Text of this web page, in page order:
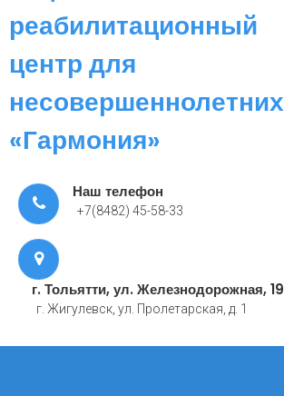
реабилитационный
центр для
несовершеннолетних
«Гармония»
Наш телефон
+7(8482) 45-58-33
г. Тольятти, ул. Железнодорожная, 19
г. Жигулевск, ул. Пролетарская, д. 1